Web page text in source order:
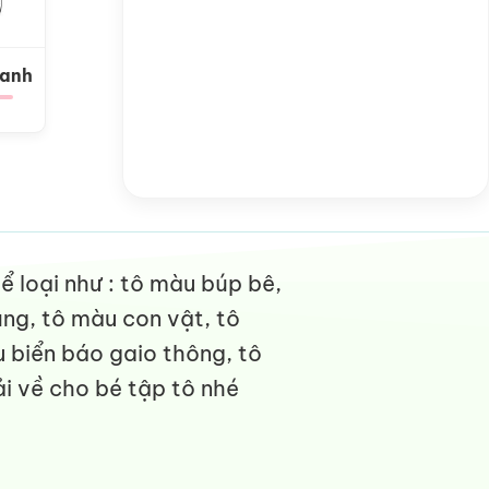
loại như : tô màu búp bê,
tô màu con vật, tô
biển báo gaio thông, tô
về cho bé tập tô nhé